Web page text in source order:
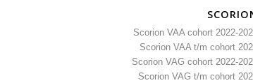
Scorion VAA cohort 2022-
Scorion VAA t/m cohort
Scorion VAG cohort 2022-
Scorion VAG t/m cohort